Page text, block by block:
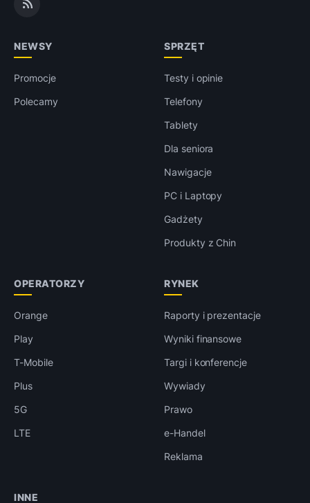
NEWSY
Promocje
Polecamy
SPRZĘT
Testy i opinie
Telefony
Tablety
Dla seniora
Nawigacje
PC i Laptopy
Gadżety
Produkty z Chin
OPERATORZY
Orange
Play
T-Mobile
Plus
5G
LTE
RYNEK
Raporty i prezentacje
Wyniki finansowe
Targi i konferencje
Wywiady
Prawo
e-Handel
Reklama
INNE